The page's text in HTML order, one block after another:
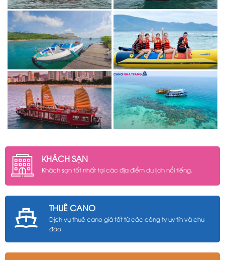
KHÁCH SẠN
Khách sạn tốt nhất tại các địa điểm du lịch nổi tiếng.
THUÊ CANO
Dịch vụ thuê cano giá tốt từ các công ty uy tín và chu
đáo.